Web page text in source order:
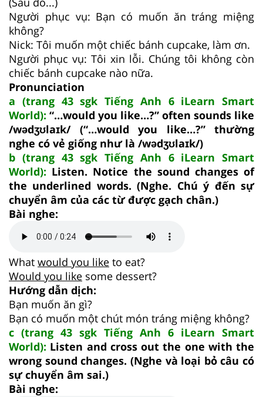
Người phục vụ: Bạn có muốn ăn tráng miệng
không?
Nick: Tôi muốn một chiếc bánh cupcake, làm ơn.
Người phục vụ: Tôi xin lỗi. Chúng tôi không còn
chiếc bánh cupcake nào nữa.
Pronunciation
a (trang 43 sgk Tiếng Anh 6 iLearn Smart
World): “…would you like…?” often sounds like
/wədʒʊlaɪk/ (“…would you like…?” thường
nghe có vẻ giống như là /wədʒʊlaɪk/)
b (trang 43 sgk Tiếng Anh 6 iLearn Smart
World): Listen. Notice the sound changes of
the underlined words. (Nghe. Chú ý đến sự
chuyển âm của các từ được gạch chân.)
Bài nghe:
What would you like to eat?
Would you like some dessert?
Hướng dẫn dịch:
Bạn muốn ăn gì?
Bạn có muốn một chút món tráng miệng không?
c (trang 43 sgk Tiếng Anh 6 iLearn Smart
World): Listen and cross out the one with the
wrong sound changes. (Nghe và loại bỏ câu có
sự chuyển âm sai.)
Bài nghe: